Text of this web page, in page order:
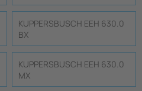
KUPPERSBUSCH EEH 630.0
BX
KUPPERSBUSCH EEH 630.0
MX